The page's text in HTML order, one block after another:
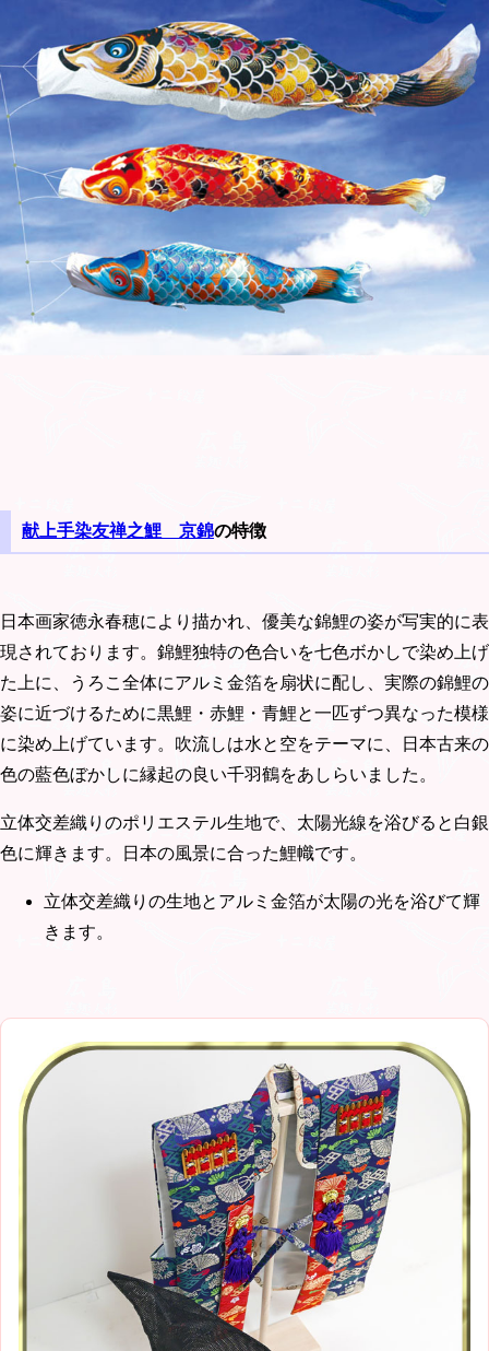
献上手染友禅之鯉 京錦の特徴
日本画家徳永春穂により描かれ、優美な錦鯉の姿が写実的に表
現されております。錦鯉独特の色合いを七色ボかしで染め上げ
た上に、うろこ全体にアルミ金箔を扇状に配し、実際の錦鯉の
姿に近づけるために黒鯉・赤鯉・青鯉と一匹ずつ異なった模様
に染め上げています。吹流しは水と空をテーマに、日本古来の
色の藍色ぼかしに縁起の良い千羽鶴をあしらいました。
立体交差織りのポリエステル生地で、太陽光線を浴びると白銀
色に輝きます。日本の風景に合った鯉幟です。
立体交差織りの生地とアルミ金箔が太陽の光を浴びて輝
きます。